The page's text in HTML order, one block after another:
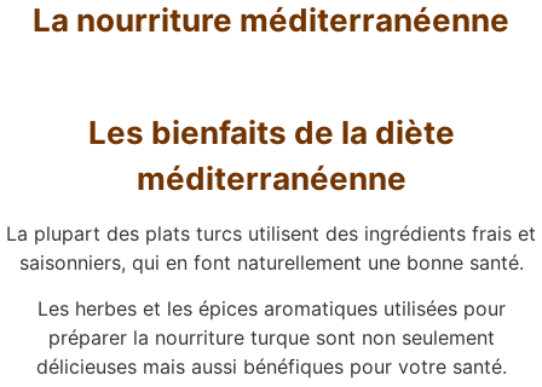
La nourriture méditerranéenne
Les bienfaits de la diète
méditerranéenne
La plupart des plats turcs utilisent des ingrédients frais et
saisonniers, qui en font naturellement une bonne santé.
Les herbes et les épices aromatiques utilisées pour
préparer la nourriture turque sont non seulement
délicieuses mais aussi bénéfiques pour votre santé.